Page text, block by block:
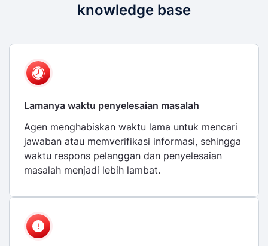
knowledge base
Lamanya waktu penyelesaian masalah
Agen menghabiskan waktu lama untuk mencari
jawaban atau memverifikasi informasi, sehingga
waktu respons pelanggan dan penyelesaian
masalah menjadi lebih lambat.